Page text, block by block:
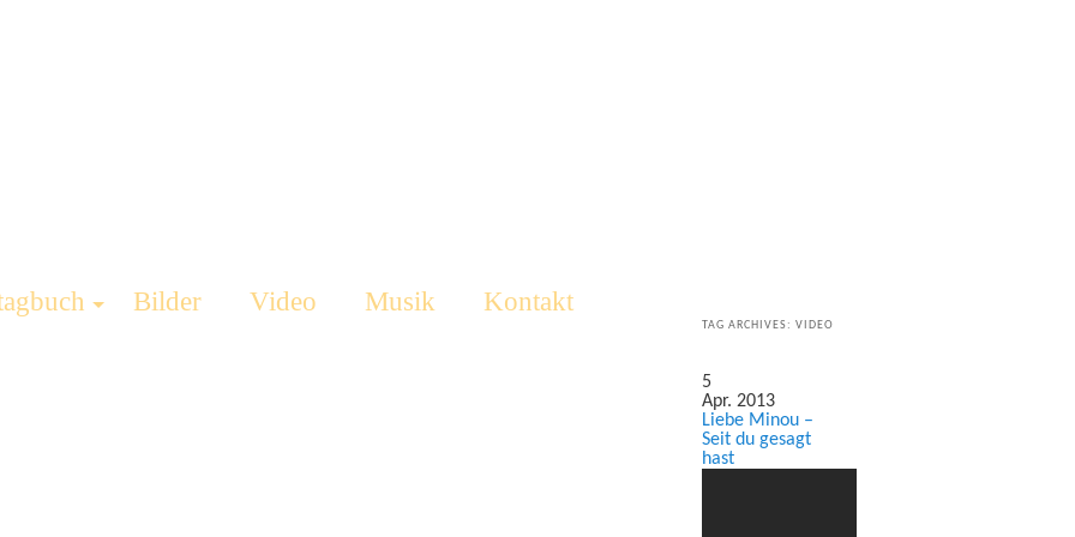
Bilder Video Musik Kontakt
TAG ARCHIVES: VIDEO
5
Apr. 2013
Liebe Minou –
Seit du gesagt
hast